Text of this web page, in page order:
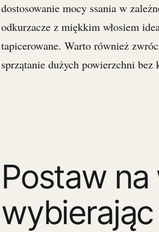
dostosowanie mocy ssania w
odkurzacze z miękkim włosiem
tapicerowane. Warto również
sprzątanie dużych powierzchni bez
Postaw